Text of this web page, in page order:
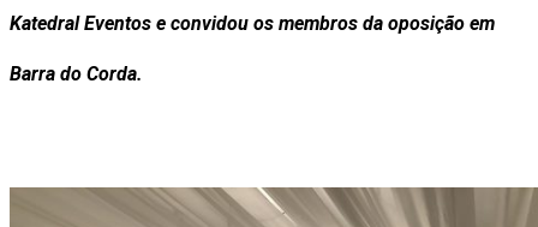
Katedral Eventos e convidou os membros da oposição em
Barra do Corda.